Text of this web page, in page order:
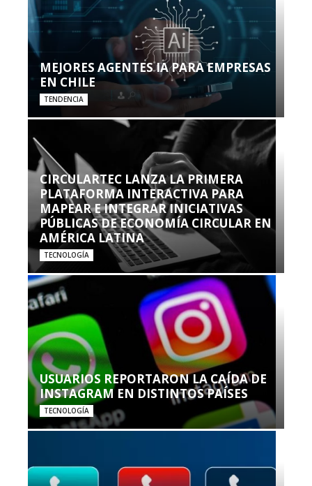
MEJORES AGENTES IA PARA EMPRESAS
EN CHILE
TENDENCIA
CIRCULARTEC LANZA LA PRIMERA
PLATAFORMA INTERACTIVA PARA
MAPEAR E INTEGRAR INICIATIVAS
PÚBLICAS DE ECONOMÍA CIRCULAR EN
AMÉRICA LATINA
TECNOLOGÍA
USUARIOS REPORTARON LA CAÍDA DE
INSTAGRAM EN DISTINTOS PAÍSES
TECNOLOGÍA